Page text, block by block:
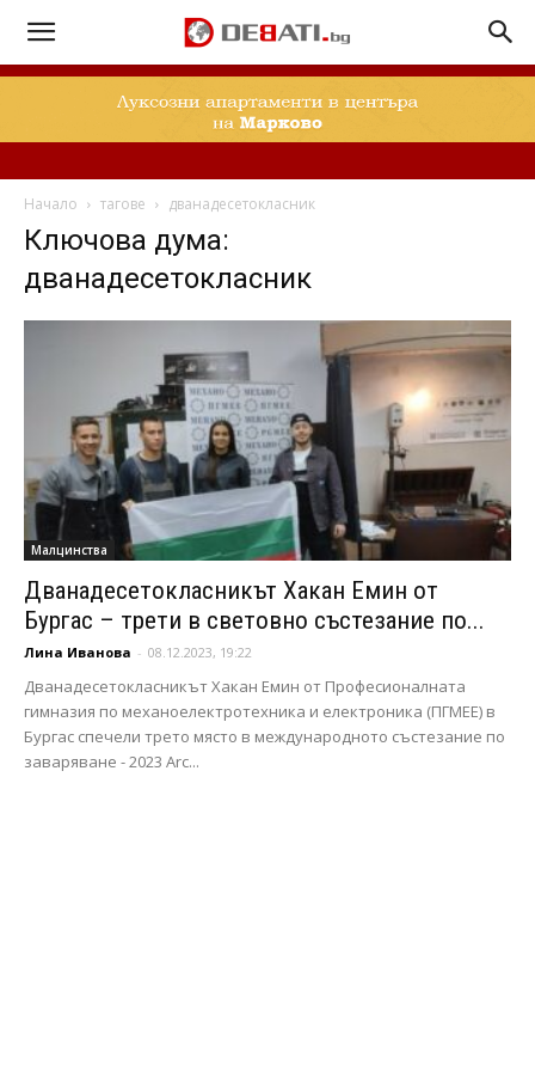
Начало тагове дванадесетокласник
Ключова дума:
дванадесетокласник
Малцинства
Дванадесетокласникът Хакан Емин от
Бургас – трети в световно състезание по...
Лина Иванова - 08.12.2023, 19:22
Дванадесетокласникът Хакан Емин от Професионалната
гимназия по механоелектротехника и електроника (ПГМЕЕ) в
Бургас спечели трето място в международното състезание по
заваряване - 2023 Arc...